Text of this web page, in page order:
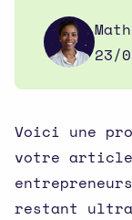
23/
Voici une
votre
restant